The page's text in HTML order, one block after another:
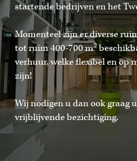
startende bedrijven en het
Momenteel zijn er diverse
tot ruim 400-700 m2
verhuur, welke flexibel en op
zijn!
Wij nodigen u dan ook graag
vrijblijvende bezichtiging.